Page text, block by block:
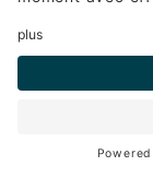
étapes de